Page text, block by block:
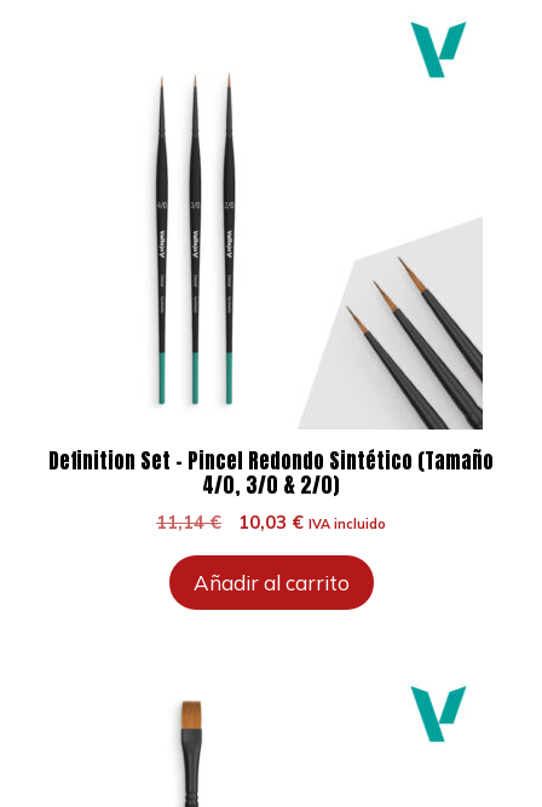
Definition Set – Pincel Redondo Sintético (Tamaño
4/0, 3/0 & 2/0)
11,14€
El
original
era:
10,03 €El
actual
es:
IVA incluido
Añadir al carrito